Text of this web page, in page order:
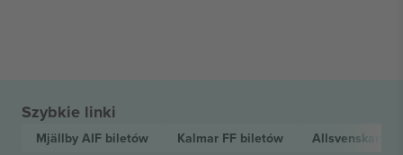
Szybkie linki
Mjällby AIF biletów Kalmar FF biletów Allsvenskan